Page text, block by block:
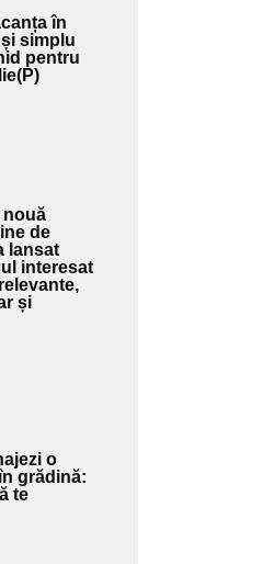
în
simplu
pentru
nouă
de
lansat
interesat
și
o
grădină:
te